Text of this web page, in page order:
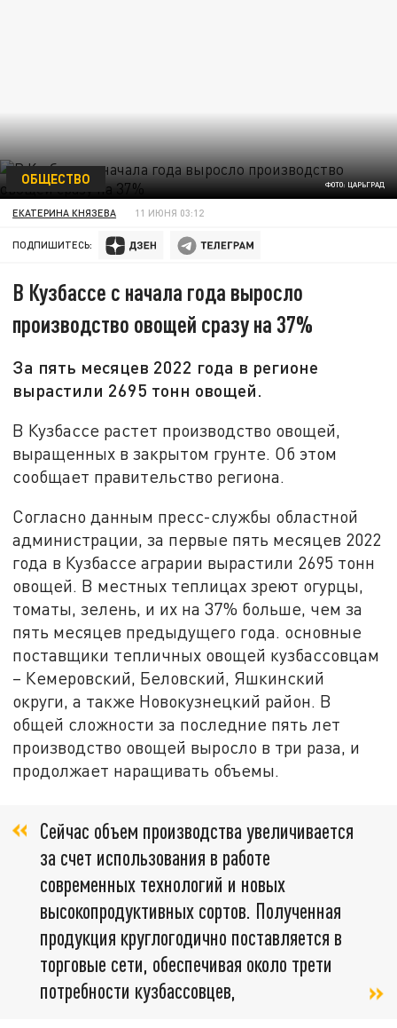
ФОТО: ЦАРЬГРАД
ОБЩЕСТВО
ЕКАТЕРИНА КНЯЗЕВА 11 ИЮНЯ 03:12
ПОДПИШИТЕСЬ:
В Кузбассе с начала года выросло
производство овощей сразу на 37%
За пять месяцев 2022 года в регионе
вырастили 2695 тонн овощей.
В Кузбассе растет производство овощей,
выращенных в закрытом грунте. Об этом
сообщает правительство региона.
Согласно данным пресс-службы областной
администрации, за первые пять месяцев 2022
года в Кузбассе аграрии вырастили 2695 тонн
овощей. В местных теплицах зреют огурцы,
томаты, зелень, и их на 37% больше, чем за
пять месяцев предыдущего года. основные
поставщики тепличных овощей кузбассовцам
– Кемеровский, Беловский, Яшкинский
округи, а также Новокузнецкий район. В
общей сложности за последние пять лет
производство овощей выросло в три раза, и
продолжает наращивать объемы.
Сейчас объем производства увеличивается
за счет использования в работе
современных технологий и новых
высокопродуктивных сортов. Полученная
продукция круглогодично поставляется в
торговые сети, обеспечивая около трети
потребности кузбассовцев,